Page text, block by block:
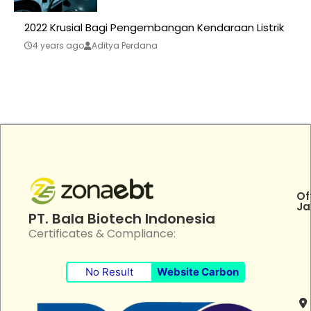
2022 Krusial Bagi Pengembangan Kendaraan Listrik
4 years ago Aditya Perdana
PT. Bala Biotech Indonesia
Certificates & Compliance:
No Result Website Carbon